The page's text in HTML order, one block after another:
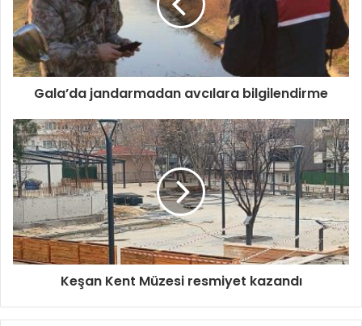
Gala’da jandarmadan avcılara bilgilendirme
Keşan Kent Müzesi resmiyet kazandı